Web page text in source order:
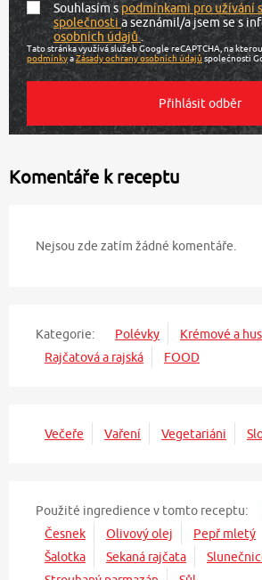
Souhlasím spodmínkami pro užívání
společnostia seznámil/a jsem se s
osobních údajů.
Tato stránka využívá služeb Google reCAPTCHA, na
podmínkyaZásady ochrany osobních údajůspolečnosti
Komentáře k receptu
Nejsou zde zatím žádné komentáře.
Kategorie: Polévky
Krémové a
Rajčatová a rajská
FOOD
Večeře Vaření Vegetariáni
Použité ingredience v tomto receptu:
Česnek
Olivový olej Pepř mletý
Šalotka
Sekaná rajčata